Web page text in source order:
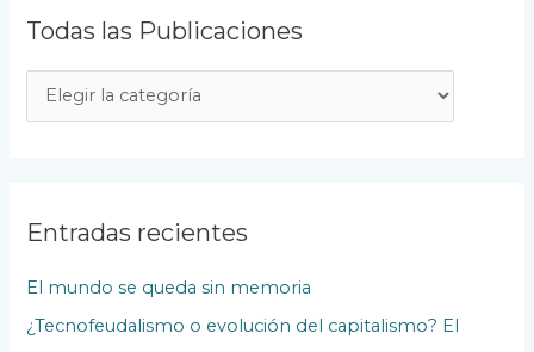
Todas las Publicaciones
o
s
a
s
Entradas recientes
El mundo se queda sin memoria
¿Tecnofeudalismo o evolución del capitalismo? El